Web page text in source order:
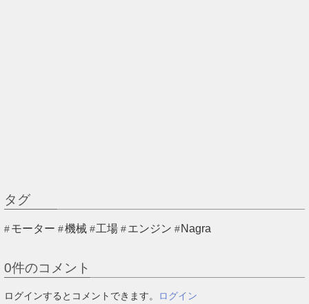
タグ
モーター 機械 工場 エンジン Nagra
0件のコメント
ログインするとコメントできます。 ログイン